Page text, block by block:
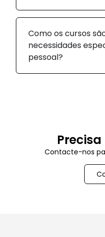
Como os cursos
necessidades
pessoal?
Contacte-nos